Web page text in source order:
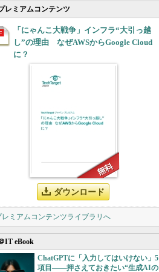
レミアムコンテンツ
「にゃんこ大戦争」インフラ“大引っ越
し”の理由 なぜAWSからGoogle Cloud
に？
ダウンロード
レミアムコンテンツライブラリへ
IT eBook
ChatGPTに「入力してはいけない」5
項目――押さえておきたい“生成AIの